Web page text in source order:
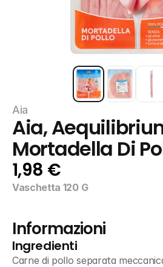
Aia
Aia,
Mortadella Di
1,98 €
Vaschetta 120 G
Informazioni
Ingredienti
Carne di pollo separata